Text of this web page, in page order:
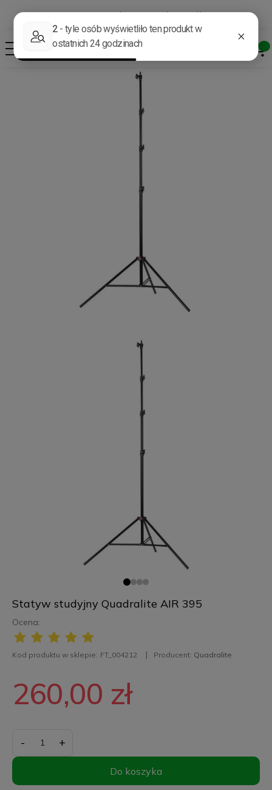
Darmowa dostawa od 400 zł*
Statyw studyjny Quadralite AIR 395
Ocena:
Kod produktu w sklepie: FT_004212 Producent: Quadralite
260,00 zł
- +
Do koszyka